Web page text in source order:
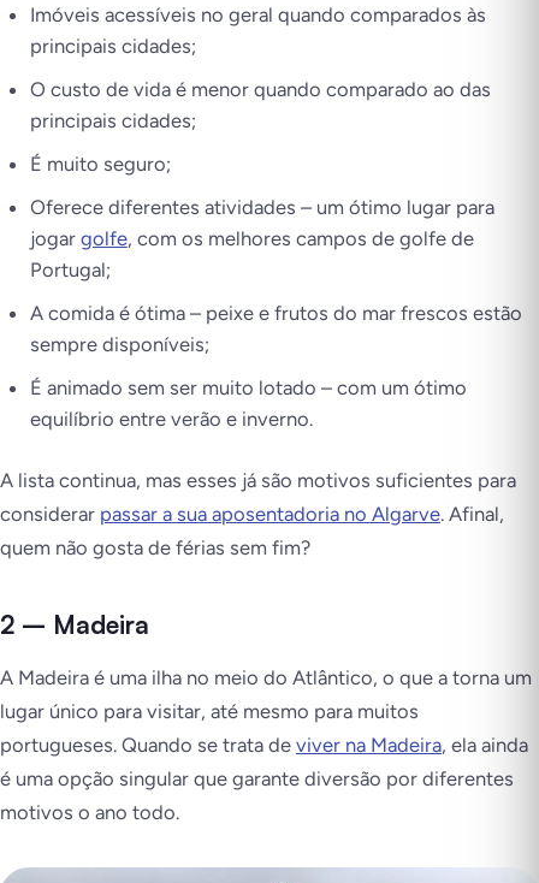
Imóveis acessíveis no geral quando comparados às
principais cidades;
O custo de vida é menor quando comparado ao das
principais cidades;
É muito seguro;
Oferece diferentes atividades – um ótimo lugar para
jogar golfe, com os melhores campos de golfe de
Portugal;
A comida é ótima – peixe e frutos do mar frescos estão
sempre disponíveis;
É animado sem ser muito lotado – com um ótimo
equilíbrio entre verão e inverno.
A lista continua, mas esses já são motivos suficientes para
considerar passar a sua aposentadoria no Algarve. Afinal,
quem não gosta de férias sem fim?
2 – Madeira
A Madeira é uma ilha no meio do Atlântico, o que a torna um
lugar único para visitar, até mesmo para muitos
portugueses. Quando se trata de viver na Madeira, ela ainda
é uma opção singular que garante diversão por diferentes
motivos o ano todo.